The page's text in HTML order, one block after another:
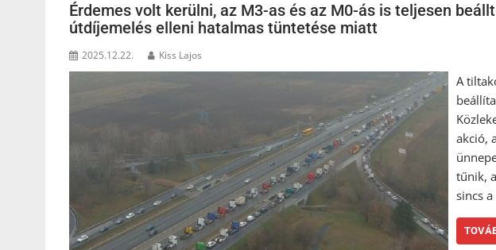
Érdemes volt kerülni, az M3-as és az M0-ás is teljesen
útdíjemelés elleni hatalmas tüntetése miatt
2025.12.22. Kiss Lajos
A
akció,
tűnik,
sincs